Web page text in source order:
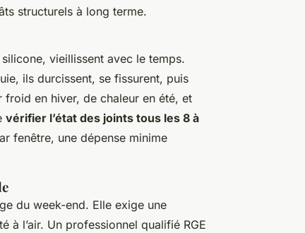
structurels à long terme.
vieillissent avec le temps.
ils durcissent, se fissurent, puis
froid en hiver, de chaleur en été, et
vérifier l’état des joints tous les 8 à
fenêtre, une dépense minime
du week-end. Elle exige une
à l’air. Un professionnel qualifié RGE